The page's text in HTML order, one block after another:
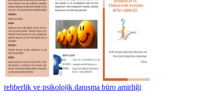
rehberlik ve psikolojik danışma büro amirliği